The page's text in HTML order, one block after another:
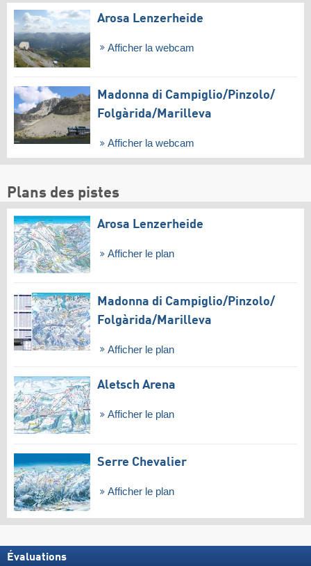
Arosa Lenzerheide
Afficher la webcam
Madonna di Campiglio/​Pinzolo/​
Folgàrida/​Marilleva
Afficher la webcam
Plans des pistes
Arosa Lenzerheide
Afficher le plan
Madonna di Campiglio/​Pinzolo/​
Folgàrida/​Marilleva
Afficher le plan
Aletsch Arena
Afficher le plan
Serre Chevalier
Afficher le plan
Évaluations